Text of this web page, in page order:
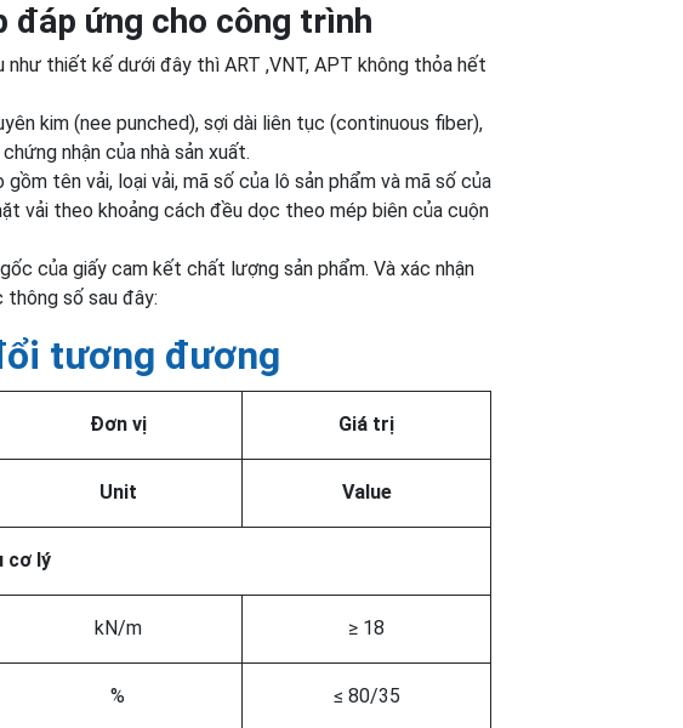
đáp ứng cho công trình
thiết kế dưới đây thì ART ,VNT, APT không thỏa hết
kim (nee punched), sợi dài liên tục (continuous fiber),
nhận của nhà sản xuất.
tên vải, loại vải, mã số của lô sản phẩm và mã số của
vải theo khoảng cách đều dọc theo mép biên của cuộn
của giấy cam kết chất lượng sản phẩm. Và xác nhận
số sau đây:
tương đương
Đơn vị Giá trị
Unit Value
cơ lý
kN/m ≥ 18
% ≤ 80/35